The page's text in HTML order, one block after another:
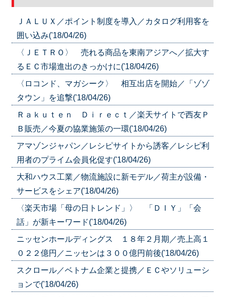
ＪＡＬＵＸ／ポイント制度を導入／カタログ利用客を
囲い込み('18/04/26)
〈ＪＥＴＲＯ〉 売れる商品を東南アジアへ／拡大す
るＥＣ市場進出のきっかけに('18/04/26)
〈ロコンド、マガシーク〉 相互出店を開始／「ゾゾ
タウン」を追撃('18/04/26)
Ｒａｋｕｔｅｎ Ｄｉｒｅｃｔ／楽天サイトで西友Ｐ
Ｂ販売／今夏の協業施策の一環('18/04/26)
アマゾンジャパン／レシピサイトから誘客／レシピ利
用者のプライム会員化促す('18/04/26)
大和ハウス工業／物流施設に新モデル／荷主が設備・
サービスをシェア('18/04/26)
〈楽天市場「母の日トレンド」〉 「ＤＩＹ」「会
話」が新キーワード('18/04/26)
ニッセンホールディングス １８年２月期／売上高１
０２２億円／ニッセンは３００億円前後('18/04/26)
スクロール／ベトナム企業と提携／ＥＣやソリューシ
ョンで('18/04/26)